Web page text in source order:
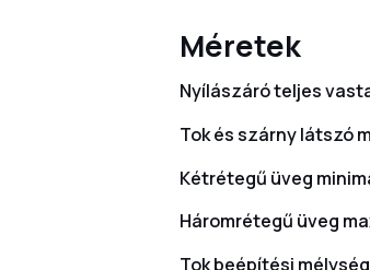
Méretek
Nyílászáró teljes
Tok és szárny látszó
Kétrétegű üveg
Háromrétegű üveg
Tok beépítési